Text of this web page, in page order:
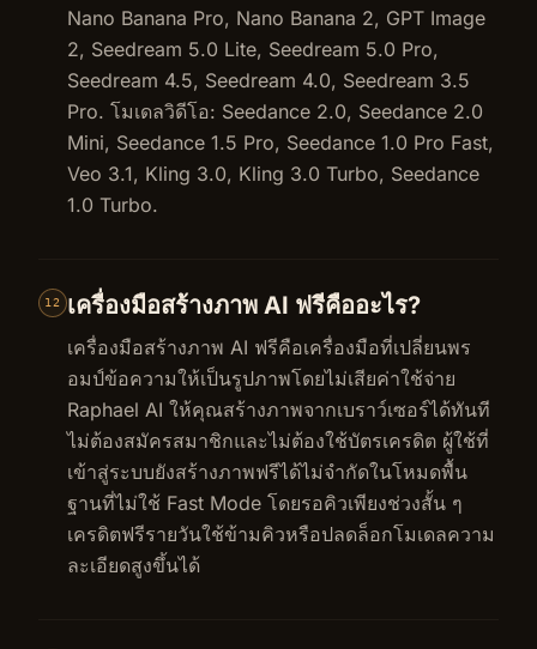
Nano Banana Pro, Nano Banana 2, GPT Image
2, Seedream 5.0 Lite, Seedream 5.0 Pro,
Seedream 4.5, Seedream 4.0, Seedream 3.5
Pro. โมเดลวิดีโอ: Seedance 2.0, Seedance 2.0
Mini, Seedance 1.5 Pro, Seedance 1.0 Pro Fast,
Veo 3.1, Kling 3.0, Kling 3.0 Turbo, Seedance
1.0 Turbo.
12 เครื่องมือสร้างภาพ AI ฟรีคืออะไร?
เครื่องมือสร้างภาพ AI ฟรีคือเครื่องมือที่เปลี่ยนพร
อมป์ข้อความให้เป็นรูปภาพโดยไม่เสียค่าใช้จ่าย
Raphael AI ให้คุณสร้างภาพจากเบราว์เซอร์ได้ทันที
ไม่ต้องสมัครสมาชิกและไม่ต้องใช้บัตรเครดิต ผู้ใช้ที่
เข้าสู่ระบบยังสร้างภาพฟรีได้ไม่จำกัดในโหมดพื้น
ฐานที่ไม่ใช้ Fast Mode โดยรอคิวเพียงช่วงสั้น ๆ
เครดิตฟรีรายวันใช้ข้ามคิวหรือปลดล็อกโมเดลความ
ละเอียดสูงขึ้นได้